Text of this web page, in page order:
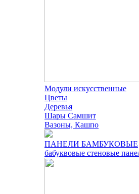
Модули искусственные
Цветы
Деревья
Шары Самшит
Вазоны, Кашпо
ПАНЕЛИ БАМБУКОВЫЕ
бабуквовые стеновые